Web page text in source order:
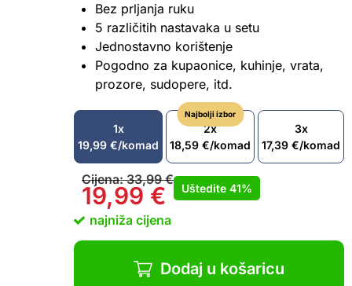
Bez prljanja ruku
5 različitih nastavaka u setu
Jednostavno korištenje
Pogodno za kupaonice, kuhinje, vrata,
prozore, sudopere, itd.
1x
19,99 €/komad
Najbolji izbor
2x
18,59 €/komad
3x
17,39 €/komad
Cijena:33,99€
19,99 € Uštedite 41%
najniža cijena
Dodaj u košaricu